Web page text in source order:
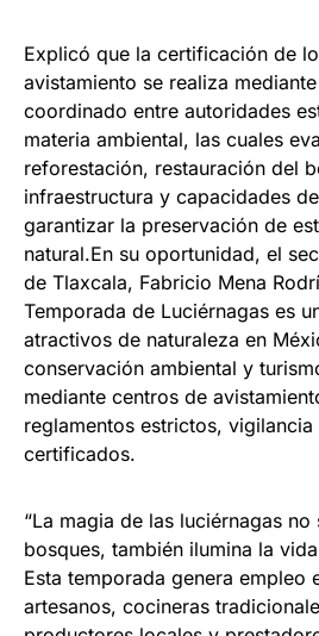
Explicó que la certificación de
avistamiento se realiza
coordinado entre autoridades
materia ambiental, las cuales
reforestación, restauración del
infraestructura y capacidades
garantizar la preservación de
natural.En su oportunidad, el
de Tlaxcala, Fabricio Mena
Temporada de Luciérnagas es
atractivos de naturaleza en
conservación ambiental y
mediante centros de
reglamentos estrictos,
certificados.
“La magia de las luciérnagas
bosques, también ilumina la
Esta temporada genera empleo
artesanos, cocineras